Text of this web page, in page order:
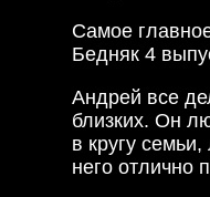
Самое
Бедняк 4
Андрей все
близких. Он
в кругу
него отлично